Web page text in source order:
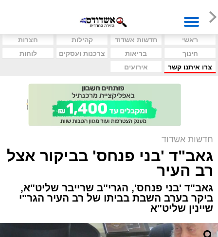
ראשי חדשות אשדוד קהילות
חצרות
חינוך
בריאות צרכנות ועסקים
לוחות
צרו איתנו קשר
אירועים
חדשות אשדוד
גאב"ד 'בני פנחס' בביקור אצל
רב העיר
גאב"ד 'בני פנחס', הגרי"ב שרייבר שליט"א,
ביקר בערב השבת בביתו של רב העיר הגר"י
שיינין שליט"א